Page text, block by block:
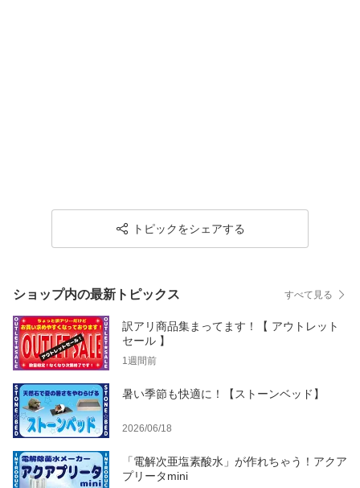
トピックをシェアする
ショップ内の最新トピックス すべて見る
訳アリ商品集まってます！【 アウトレット
セール 】
1週間前
暑い季節も快適に！【ストーンベッド】
2026/06/18
「電解次亜塩素酸水」が作れちゃう！アクア
プリータmini